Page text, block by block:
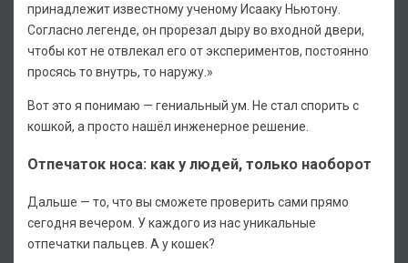
принадлежит известному ученому Исааку Ньютону.
Согласно легенде, он прорезал дыру во входной двери,
чтобы кот не отвлекал его от экспериментов, постоянно
просясь то внутрь, то наружу.»
Вот это я понимаю — гениальный ум. Не стал спорить с
кошкой, а просто нашёл инженерное решение.
Отпечаток носа: как у людей, только наоборот
Дальше — то, что вы сможете проверить сами прямо
сегодня вечером. У каждого из нас уникальные
отпечатки пальцев. А у кошек?